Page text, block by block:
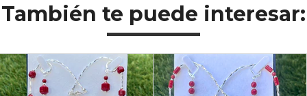
También te puede interesar: